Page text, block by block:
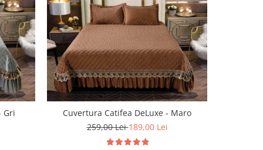
Gri
Cuvertura Catifea DeLuxe - Maro
259,00 Lei189,00 Lei